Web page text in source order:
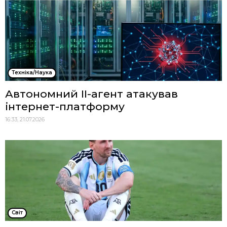
Техніка/Наука
Автономний ІІ-агент атакував
інтернет-платформу
16:33, 21.07.2026
Cвіт